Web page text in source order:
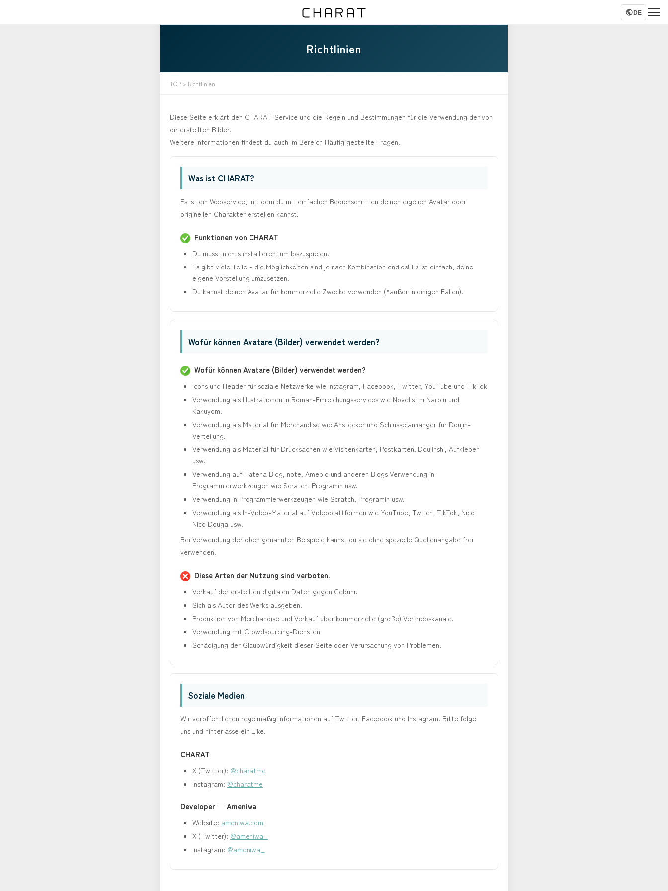
DE
Richtlinien
TOP > Richtlinien
Diese Seite erklärt den CHARAT-Service und die Regeln und Bestimmungen für die Verwendung der von
dir erstellten Bilder.
Weitere Informationen findest du auch im Bereich Häufig gestellte Fragen.
Was ist CHARAT?
Es ist ein Webservice, mit dem du mit einfachen Bedienschritten deinen eigenen Avatar oder
originellen Charakter erstellen kannst.
Funktionen von CHARAT
Du musst nichts installieren, um loszuspielen!
Es gibt viele Teile – die Möglichkeiten sind je nach Kombination endlos! Es ist einfach, deine
eigene Vorstellung umzusetzen!
Du kannst deinen Avatar für kommerzielle Zwecke verwenden (*außer in einigen Fällen).
Wofür können Avatare (Bilder) verwendet werden?
Wofür können Avatare (Bilder) verwendet werden?
Icons und Header für soziale Netzwerke wie Instagram, Facebook, Twitter, YouTube und TikTok
Verwendung als Illustrationen in Roman-Einreichungsservices wie Novelist ni Naro'u und
Kakuyom.
Verwendung als Material für Merchandise wie Anstecker und Schlüsselanhänger für Doujin-
Verteilung.
Verwendung als Material für Drucksachen wie Visitenkarten, Postkarten, Doujinshi, Aufkleber
usw.
Verwendung auf Hatena Blog, note, Ameblo und anderen Blogs Verwendung in
Programmierwerkzeugen wie Scratch, Programin usw.
Verwendung in Programmierwerkzeugen wie Scratch, Programin usw.
Verwendung als In-Video-Material auf Videoplattformen wie YouTube, Twitch, TikTok, Nico
Nico Douga usw.
Bei Verwendung der oben genannten Beispiele kannst du sie ohne spezielle Quellenangabe frei
verwenden.
Diese Arten der Nutzung sind verboten.
Verkauf der erstellten digitalen Daten gegen Gebühr.
Sich als Autor des Werks ausgeben.
Produktion von Merchandise und Verkauf über kommerzielle (große) Vertriebskanäle.
Verwendung mit Crowdsourcing-Diensten
Schädigung der Glaubwürdigkeit dieser Seite oder Verursachung von Problemen.
Soziale Medien
Wir veröffentlichen regelmäßig Informationen auf Twitter, Facebook und Instagram. Bitte folge
uns und hinterlasse ein Like.
CHARAT
X (Twitter): @charatme
Instagram: @charatme
Developer — Ameniwa
Website: ameniwa.com
X (Twitter): @ameniwa_
Instagram: @ameniwa_